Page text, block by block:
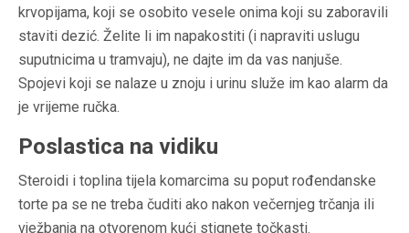
krvopijama, koji se osobito vesele onima koji su zaboravili
staviti dezić. Želite li im napakostiti (i napraviti uslugu
suputnicima u tramvaju), ne dajte im da vas nanjuše.
Spojevi koji se nalaze u znoju i urinu služe im kao alarm da
je vrijeme ručka.
Poslastica na vidiku
Steroidi i toplina tijela komarcima su poput rođendanske
torte pa se ne treba čuditi ako nakon večernjeg trčanja ili
vježbanja na otvorenom kući stignete točkasti.